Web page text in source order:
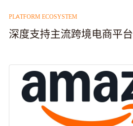
PLATFORM ECOSYSTEM
深度支持主流跨境电商平台